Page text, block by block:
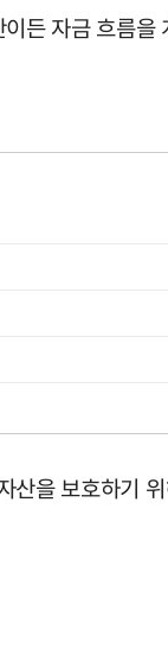
든 자금 흐름
을 보호하기